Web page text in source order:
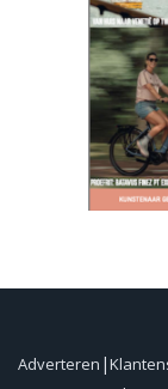
Adverteren